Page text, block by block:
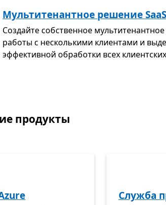
Мультитенантное решение
Создайте собственное
работы с несколькими клиентами и
эффективной обработки всех
продукты
Служба